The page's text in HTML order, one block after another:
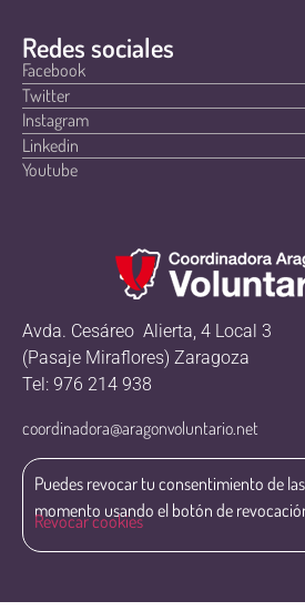
Redes sociales
Facebook
Twitter
Instagram
Linkedin
Youtube
Avda. Cesáreo Alierta, 4 Local 3
(Pasaje Miraflores) Zaragoza
Tel: 976 214 938
coordinadora@aragonvoluntario.net
Puedes revocar tu consentimiento de
momento usando el botón de
Revocar cookies